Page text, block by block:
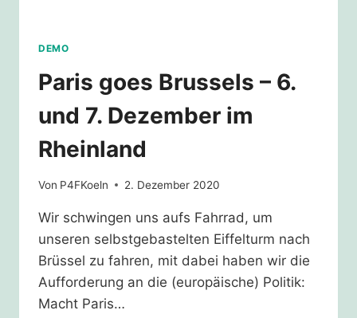
DEMO
Paris goes Brussels – 6.
und 7. Dezember im
Rheinland
Von P4FKoeln 2. Dezember 2020
Wir schwingen uns aufs Fahrrad, um
unseren selbstgebastelten Eiffelturm nach
Brüssel zu fahren, mit dabei haben wir die
Aufforderung an die (europäische) Politik:
Macht Paris…